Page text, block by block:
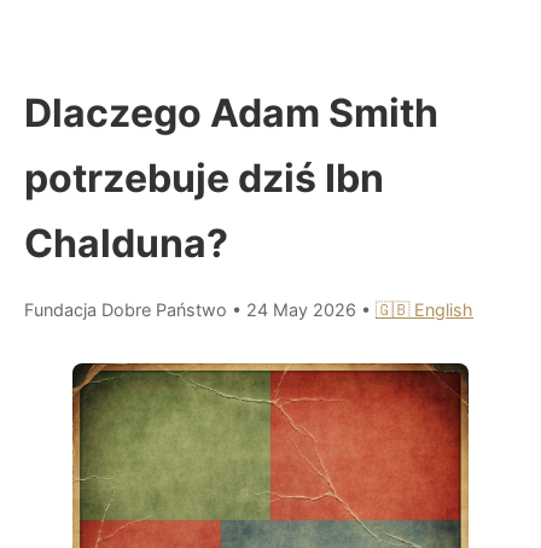
Dlaczego Adam Smith
potrzebuje dziś Ibn
Chalduna?
Fundacja Dobre Państwo • 24 May 2026 • 🇬🇧 English